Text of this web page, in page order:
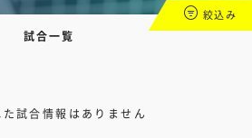
試合一覧
絞込み
試合情報はありません